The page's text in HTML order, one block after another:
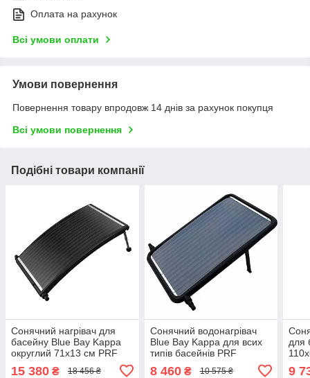
Оплата на рахунок
Всі умови оплати
Умови повернення
Повернення товару впродовж 14 днів за рахунок покупця
Всі умови повернення
Подібні товари компанії
Сонячний нагрівач для
басейну Blue Bay Kappa
округлий 71x13 см PRF
15 380 ₴ 18 456 ₴
Сонячний водонагрівач
Blue Bay Kappa для всих
типів басейнів PRF
8 460₴ 10 575 ₴
для
9